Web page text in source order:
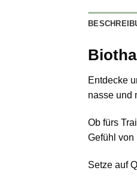
Entdecke
nasse und
Ob fürs
Gefühl von
Setze auf